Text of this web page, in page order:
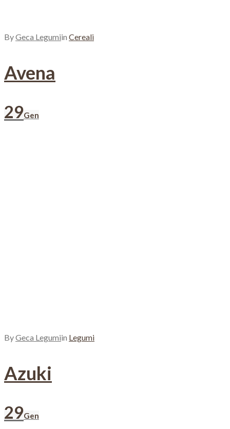
ByGeca Legumiin Cereali
Avena
29Gen
ByGeca Legumiin Legumi
Azuki
29Gen